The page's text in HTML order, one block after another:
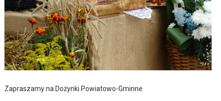
Zapraszamy na Dożynki Powiatowo-Gminne